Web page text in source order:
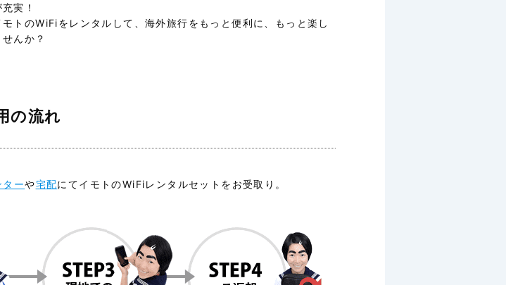
実！
モトのWiFiをレンタルして、海外旅行をもっと便利に、もっと楽し
んか？
の流れ
ターや宅配にてイモトのWiFiレンタルセットをお受取り。